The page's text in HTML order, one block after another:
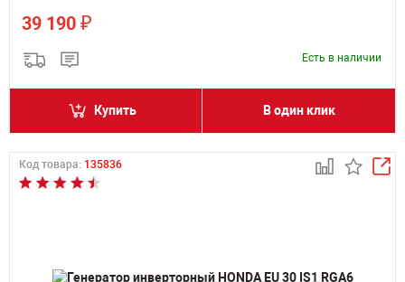
39 190 ₽
Есть в наличии
Купить В один клик
Код товара: 135836